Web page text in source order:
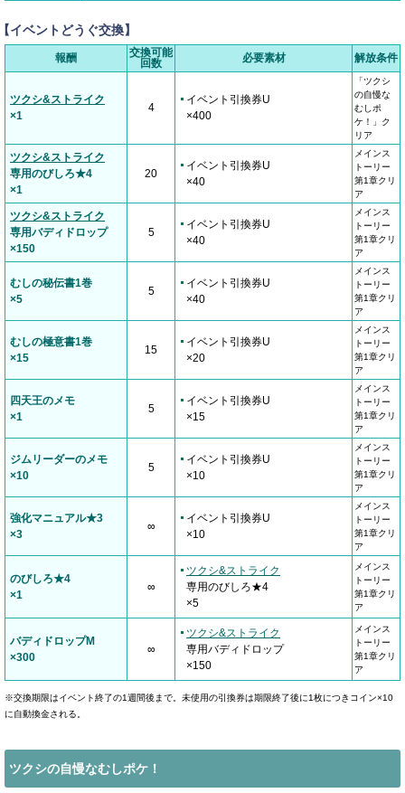
イベントどうぐ交換】
報酬
交換可能
回数
必要素材 解放条件
ツクシ&ストライク
×1
4
イベント引換券U
×400
「ツクシ
の自慢な
むしポ
ケ！」ク
リア
ツクシ&ストライク
専用のびしろ★4
×1
20
イベント引換券U
×40
メインス
トーリー
第1章クリ
ア
ツクシ&ストライク
専用バディドロップ
×150
5
イベント引換券U
×40
メインス
トーリー
第1章クリ
ア
むしの秘伝書1巻
×5
5
イベント引換券U
×40
メインス
トーリー
第1章クリ
ア
むしの極意書1巻
×15
15
イベント引換券U
×20
メインス
トーリー
第1章クリ
ア
四天王のメモ
×1
5
イベント引換券U
×15
メインス
トーリー
第1章クリ
ア
ジムリーダーのメモ
×10
5
イベント引換券U
×10
メインス
トーリー
第1章クリ
ア
強化マニュアル★3
×3
∞
イベント引換券U
×10
メインス
トーリー
第1章クリ
ア
のびしろ★4
×1
∞
ツクシ&ストライク
専用のびしろ★4
×5
メインス
トーリー
第1章クリ
ア
バディドロップM
×300
∞
ツクシ&ストライク
専用バディドロップ
×150
メインス
トーリー
第1章クリ
ア
※交換期限はイベント終了の1週間後まで。未使用の引換券は期限終了後に1枚につきコイン×10
に自動換金される。
ツクシの自慢なむしポケ！